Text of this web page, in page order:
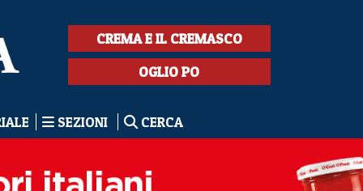
CREMA E IL CREMASCO
OGLIO PO
SEZIONI CERCA